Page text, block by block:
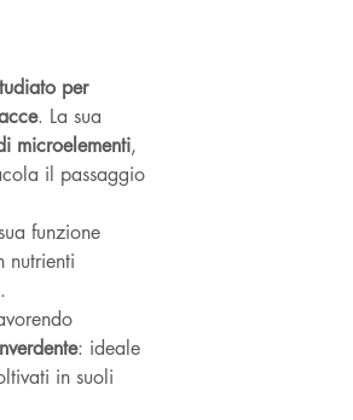
per
. La sua
microelementi,
il passaggio
funzione
nutrienti
: ideale
in suoli